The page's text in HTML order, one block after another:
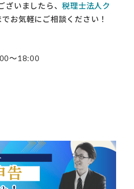
ざいましたら、税理士法人ク
でお気軽にご相談ください！
～18:00